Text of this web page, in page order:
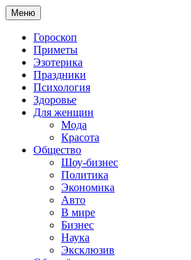
Меню
Гороскоп
Приметы
Эзотерика
Праздники
Психология
Здоровье
Для женщин
Мода
Красота
Общество
Шоу-бизнес
Политика
Экономика
Авто
В мире
Бизнес
Наука
Эксклюзив